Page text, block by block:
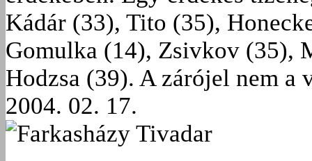
Kádár (33), Tito (35),
Gomulka (14), Zsivkov (35),
Hodzsa (39). A zárójel nem a
2004. 02. 17.
Farkasházy Tivadar